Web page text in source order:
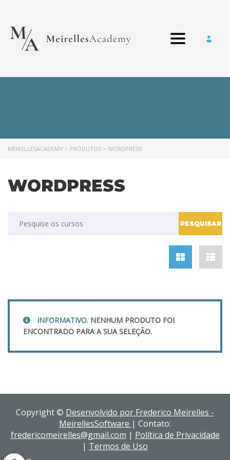
Toggle
MEIRELLESACADEMY > PRODUTOS > WORDPRESS
WORDPRESS
INFORMATIVO. NENHUM PRODUTO FOI
ENCONTRADO PARA A SUA SELEÇÃO.
Copyright © Desenvolvido por Frederico Meirelles -
MeirellesSoftware | Contato:
fredericomeirelles@gmail.com | Política de Privacidade
| Termos de Uso